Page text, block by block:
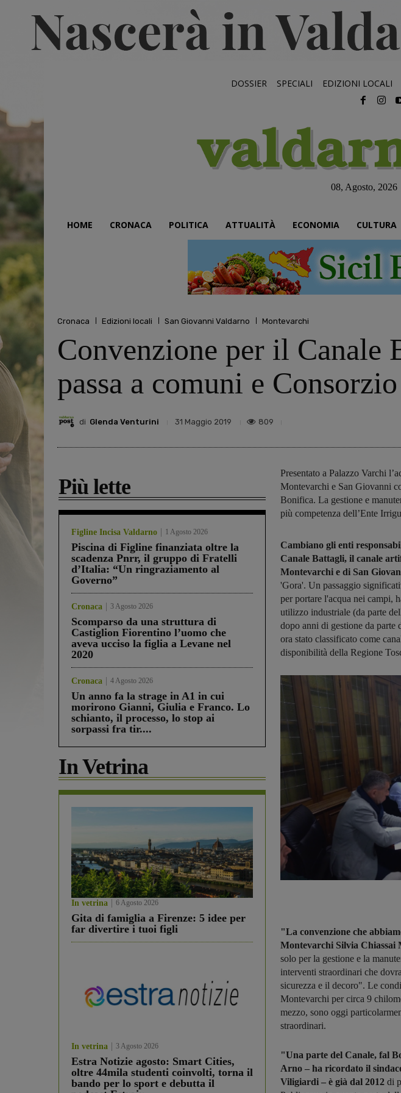
DOSSIER SPECIALI EDIZIONI LOCALI
08, Agosto, 2026
HOME CRONACA POLITICA ATTUALITÀ ECONOMIA CULTURA
Cronaca Edizioni locali San Giovanni Valdarno Montevarchi
Convenzione per il Canale
passa a comuni e
di Glenda Venturini 31 Maggio 2019 809
Più lette
Figline Incisa Valdarno 1 Agosto 2026
Piscina di Figline finanziata oltre la
scadenza Pnrr, il gruppo di Fratelli
d’Italia: “Un ringraziamento al
Governo”
Cronaca 3 Agosto 2026
Scomparso da una struttura di
Castiglion Fiorentino l’uomo che
aveva ucciso la figlia a Levane nel
2020
Cronaca 4 Agosto 2026
Un anno fa la strage in A1 in cui
morirono Gianni, Giulia e Franco. Lo
schianto, il processo, lo stop ai
sorpassi fra tir....
In Vetrina
In vetrina 6 Agosto 2026
Gita di famiglia a Firenze: 5 idee per
far divertire i tuoi figli
In vetrina 3 Agosto 2026
Estra Notizie agosto: Smart Cities,
oltre 44mila studenti coinvolti, torna il
bando per lo sport e debutta il
Presentato a Palazzo Varchi
Montevarchi e San Giovanni
Bonifica. La gestione e
più competenza dell’Ente
Cambiano gli enti
Canale Battagli, il canale
Montevarchi e di San
'Gora'. Un passaggio
per portare l'acqua nei campi,
utilizzo industriale (da parte
dopo anni di gestione da parte
ora stato classificato come
disponibilità della Regione
"La convenzione che
Montevarchi Silvia Chiassai
solo per la gestione e la
interventi straordinari che
sicurezza e il decoro". Le
Montevarchi per circa 9
mezzo, sono oggi
straordinari.
"Una parte del Canale, fal
Arno – ha ricordato il
Viligiardi – è già dal 2012 di